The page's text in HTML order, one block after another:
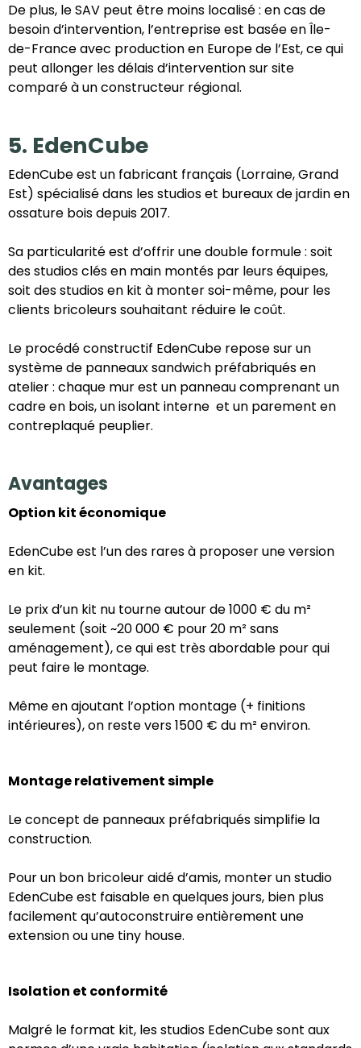
De plus, le SAV peut être moins localisé : en cas de
besoin d’intervention, l’entreprise est basée en Île-
de-France avec production en Europe de l’Est, ce qui
peut allonger les délais d’intervention sur site
comparé à un constructeur régional.
5. EdenCube
EdenCube est un fabricant français (Lorraine, Grand
Est) spécialisé dans les studios et bureaux de jardin en
ossature bois depuis 2017.
Sa particularité est d’offrir une double formule : soit
des studios clés en main montés par leurs équipes,
soit des studios en kit à monter soi-même, pour les
clients bricoleurs souhaitant réduire le coût.
Le procédé constructif EdenCube repose sur un
système de panneaux sandwich préfabriqués en
atelier : chaque mur est un panneau comprenant un
cadre en bois, un isolant interne et un parement en
contreplaqué peuplier.
Avantages
Option kit économique
EdenCube est l’un des rares à proposer une version
en kit.
Le prix d’un kit nu tourne autour de 1000 € du m²
seulement (soit ~20 000 € pour 20 m² sans
aménagement), ce qui est très abordable pour qui
peut faire le montage.
Même en ajoutant l’option montage (+ finitions
intérieures), on reste vers 1500 € du m² environ.
Montage relativement simple
Le concept de panneaux préfabriqués simplifie la
construction.
Pour un bon bricoleur aidé d’amis, monter un studio
EdenCube est faisable en quelques jours, bien plus
facilement qu’autoconstruire entièrement une
extension ou une tiny house.
Isolation et conformité
Malgré le format kit, les studios EdenCube sont aux